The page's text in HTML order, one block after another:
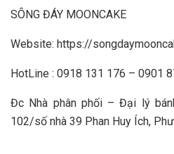
SÔNG ĐÁY MOONCAKE
Website: https://
HotLine : 0918 131 176 – 0901
Đc Nhà phân phối – Đại lý
102/số nhà 39 Phan Huy Ích,